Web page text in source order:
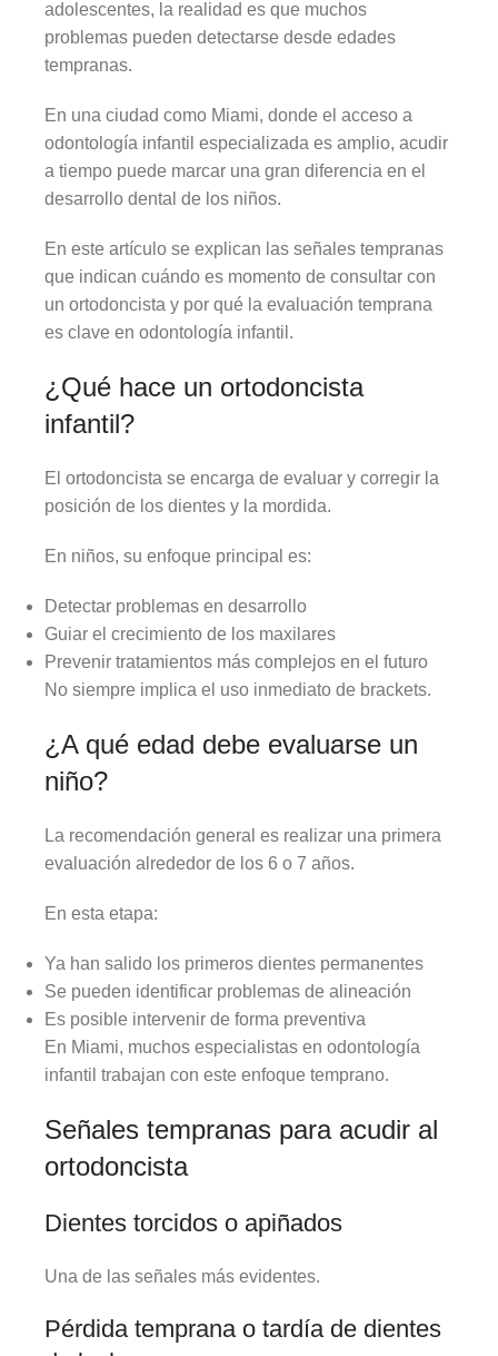
adolescentes, la realidad es que muchos
problemas pueden detectarse desde edades
tempranas.
En una ciudad como Miami, donde el acceso a
odontología infantil especializada es amplio, acudir
a tiempo puede marcar una gran diferencia en el
desarrollo dental de los niños.
En este artículo se explican las señales tempranas
que indican cuándo es momento de consultar con
un ortodoncista y por qué la evaluación temprana
es clave en odontología infantil.
¿Qué hace un ortodoncista
infantil?
El ortodoncista se encarga de evaluar y corregir la
posición de los dientes y la mordida.
En niños, su enfoque principal es:
Detectar problemas en desarrollo
Guiar el crecimiento de los maxilares
Prevenir tratamientos más complejos en el futuro
No siempre implica el uso inmediato de brackets.
¿A qué edad debe evaluarse un
niño?
La recomendación general es realizar una primera
evaluación alrededor de los 6 o 7 años.
En esta etapa:
Ya han salido los primeros dientes permanentes
Se pueden identificar problemas de alineación
Es posible intervenir de forma preventiva
En Miami, muchos especialistas en odontología
infantil trabajan con este enfoque temprano.
Señales tempranas para acudir al
ortodoncista
Dientes torcidos o apiñados
Una de las señales más evidentes.
Pérdida temprana o tardía de dientes